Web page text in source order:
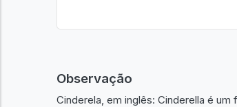
Observação
Cinderela, em inglês: Cinderella é